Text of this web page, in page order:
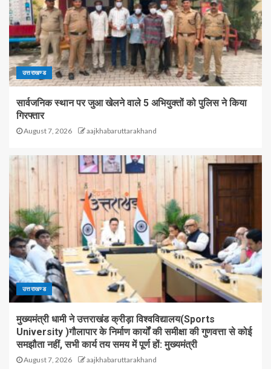
उत्तराखण्ड
सार्वजनिक स्थान पर जुआ खेलने वाले 5 अभियुक्तों को पुलिस ने किया
गिरफ्तार
August 7, 2026 aajkhabaruttarakhand
उत्तराखण्ड
मुख्यमंत्री धामी ने उत्तराखंड क्रीड़ा विश्वविद्यालय(Sports
University )गौलापार के निर्माण कार्यों की समीक्षा की गुणवत्ता से कोई
समझौता नहीं, सभी कार्य तय समय में पूर्ण हों: मुख्यमंत्री
August 7, 2026 aajkhabaruttarakhand